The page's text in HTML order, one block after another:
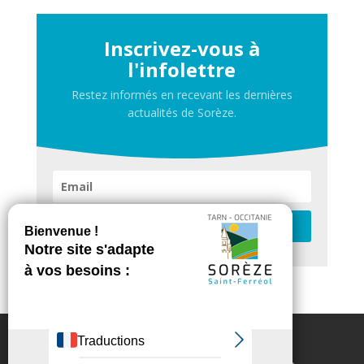
Inscrivez-vous à
l'infolettre
Restez informés en recevant les dernières
actualités de Sorèze.
Contactez-nous